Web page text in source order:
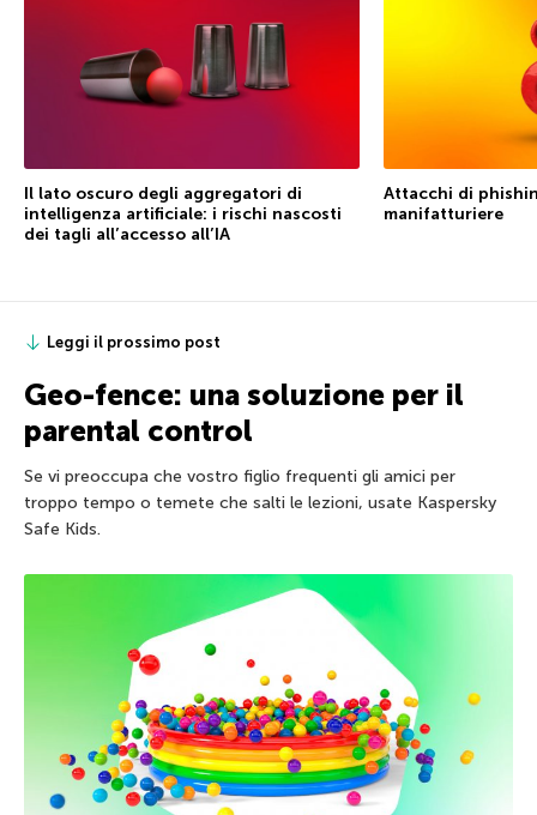
Il lato oscuro degli aggregatori di
intelligenza artificiale: i rischi nascosti
dei tagli all’accesso all’IA
Attacchi di
manifatturiere
Leggi il prossimo post
Geo-fence: una soluzione per il
parental control
Se vi preoccupa che vostro figlio frequenti gli amici per
troppo tempo o temete che salti le lezioni, usate Kaspersky
Safe Kids.